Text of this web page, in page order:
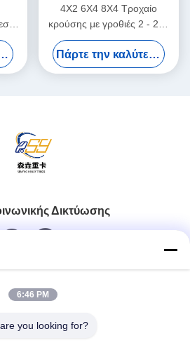
καλύτερη τιμή
4X2 6X4 8X4 Τροχαίο
κρούσης με γροθιές 2 - 220
τόνων Τροχαίο με επίπεδα
σκαλιά
Πάρτε την καλύτερη τιμή
Δικτύωσης
επαφή
6:46 PM
you looking for?